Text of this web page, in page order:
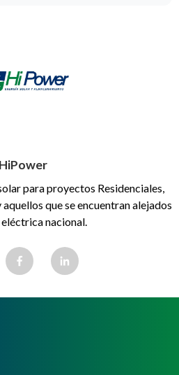
HiPower
para proyectos Residenciales,
que se encuentran alejados
nacional.